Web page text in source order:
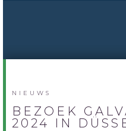
NIEUWS
BEZOEK
2024 IN